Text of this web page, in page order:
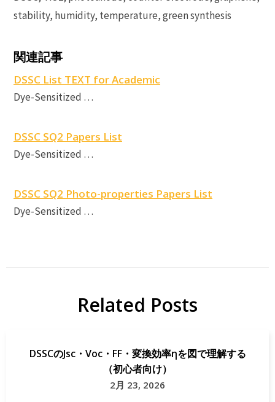
stability, humidity, temperature, green synthesis
関連記事
DSSC List TEXT for Academic
Dye-Sensitized …
DSSC SQ2 Papers List
Dye-Sensitized …
DSSC SQ2 Photo-properties Papers List
Dye-Sensitized …
Related Posts
DSSCのJsc・Voc・FF・変換効率ηを図で理解する
（初心者向け）
2月 23, 2026